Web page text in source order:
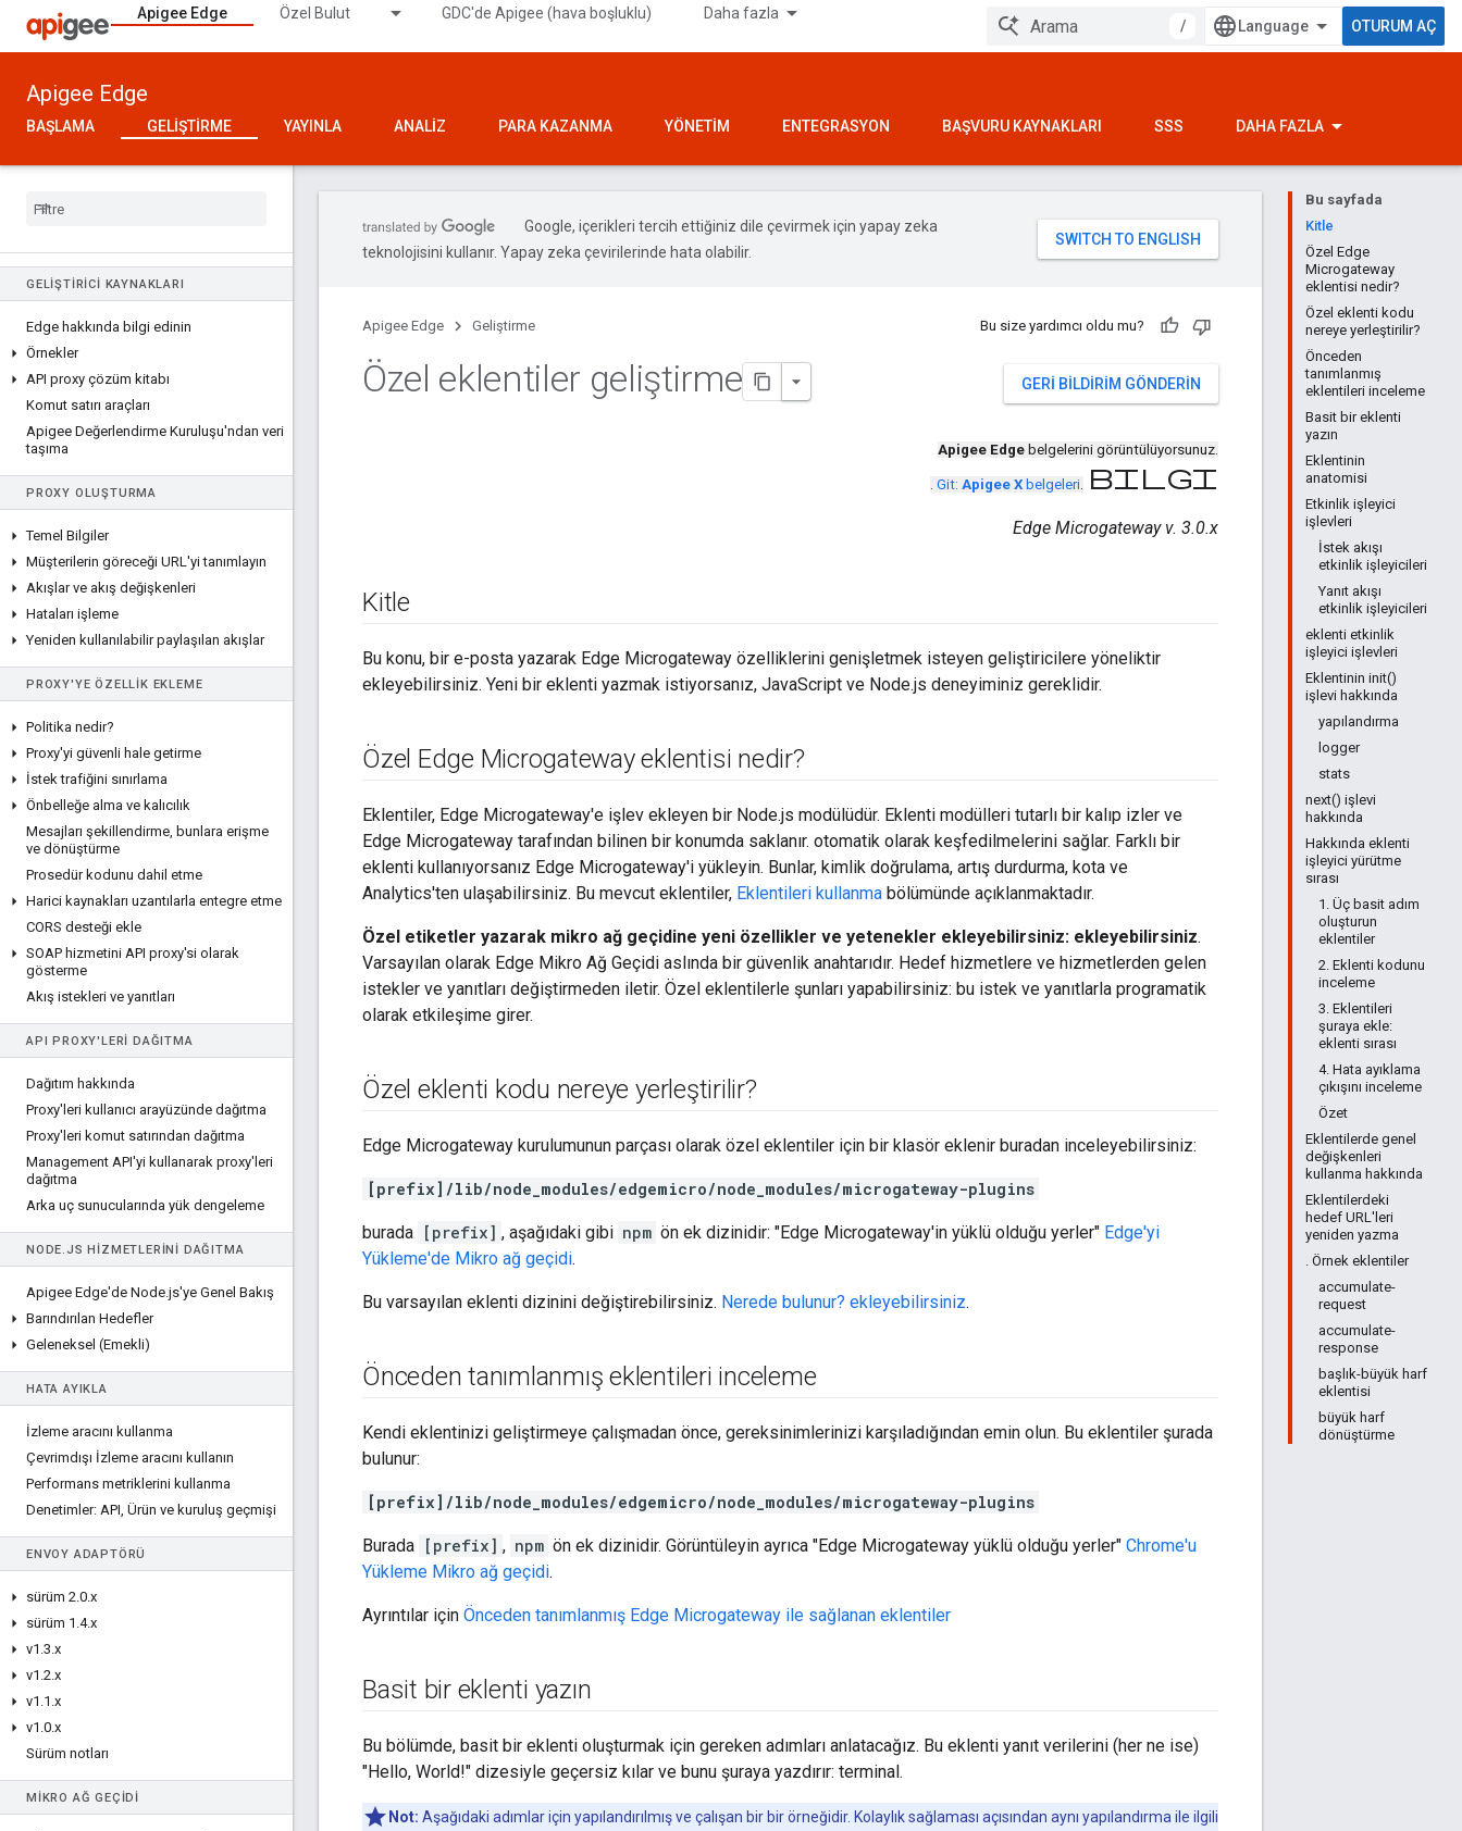
Apigee Edge Özel Bulut GDC'de Apigee (hava boşluklu) Daha fazla
/ OTURUM AÇ
Apigee Edge
BAŞLAMA GELIŞTIRME YAYINLA ANALIZ PARA KAZANMA YÖNETIM ENTEGRASYON BAŞVURU KAYNAKLARI SSS DAHA FAZLA
GELIŞTIRICI KAYNAKLARI
Edge hakkında bilgi edinin
Örnekler
API proxy çözüm kitabı
Komut satırı araçları
Apigee Değerlendirme Kuruluşu'ndan veri
taşıma
PROXY OLUŞTURMA
Temel Bilgiler
Müşterilerin göreceği URL'yi tanımlayın
Akışlar ve akış değişkenleri
Hataları işleme
Yeniden kullanılabilir paylaşılan akışlar
PROXY'YE ÖZELLIK EKLEME
Politika nedir?
Proxy'yi güvenli hale getirme
İstek trafiğini sınırlama
Önbelleğe alma ve kalıcılık
Mesajları şekillendirme, bunlara erişme
ve dönüştürme
Prosedür kodunu dahil etme
Harici kaynakları uzantılarla entegre etme
CORS desteği ekle
SOAP hizmetini API proxy'si olarak
gösterme
Akış istekleri ve yanıtları
API PROXY'LERI DAĞITMA
Dağıtım hakkında
Proxy'leri kullanıcı arayüzünde dağıtma
Proxy'leri komut satırından dağıtma
Management API'yi kullanarak proxy'leri
dağıtma
Arka uç sunucularında yük dengeleme
NODE. JS HIZMETLERINI DAĞITMA
Apigee Edge'de Node.js'ye Genel Bakış
Barındırılan Hedefler
Geleneksel (Emekli)
HATA AYIKLA
İzleme aracını kullanma
Çevrimdışı İzleme aracını kullanın
Performans metriklerini kullanma
Denetimler: API, Ürün ve kuruluş geçmişi
ENVOY ADAPTÖRÜ
sürüm 2.0.x
sürüm 1 .4.x
v1 .3.x
v1 .2.x
v1 .1 .x
v1 .0.x
Sürüm notları
MIKRO AĞ GEÇIDI
Bu sayfada
Kitle
Özel Edge
Microgateway
eklentisi nedir?
Özel eklenti kodu
nereye yerleştirilir?
Önceden
tanımlanmış
eklentileri inceleme
Basit bir eklenti
yazın
Eklentinin
anatomisi
Etkinlik işleyici
işlevleri
İstek akışı
etkinlik işleyicileri
Yanıt akışı
etkinlik işleyicileri
eklenti etkinlik
işleyici işlevleri
Eklentinin init()
işlevi hakkında
yapılandırma
logger
stats
next() işlevi
hakkında
Hakkında eklenti
işleyici yürütme
sırası
1. Üç basit adım
oluşturun
eklentiler
2. Eklenti kodunu
inceleme
3. Eklentileri
şuraya ekle:
eklenti sırası
4. Hata ayıklama
çıkışını inceleme
Özet
Eklentilerde genel
değişkenleri
kullanma hakkında
Eklentilerdeki
hedef URL'leri
yeniden yazma
. Örnek eklentiler
accumulate-
request
accumulate-
response
başlık-büyük harf
eklentisi
büyük harf
dönüştürme
Google, içerikleri tercih ettiğiniz dile çevirmek için yapay zeka
teknolojisini kullanır. Yapay zeka çevirilerinde hata olabilir.
Apigee Edge Geliştirme Bu size yardımcı oldu mu?
GERI BILDIRIM GÖNDERIN
Özel eklentiler geliştirme
Apigee Edge belgelerini görüntülüyorsunuz.
. Git: Apigee X belgeleri. bilgi
Edge Microgateway v. 3.0.x
Kitle
Bu konu, bir e-posta yazarak Edge Microgateway özelliklerini genişletmek isteyen geliştiricilere yöneliktir
ekleyebilirsiniz. Yeni bir eklenti yazmak istiyorsanız, JavaScript ve Node.js deneyiminiz gereklidir.
Özel Edge Microgateway eklentisi nedir?
Eklentiler, Edge Microgateway'e işlev ekleyen bir Node.js modülüdür. Eklenti modülleri tutarlı bir kalıp izler ve
Edge Microgateway tarafından bilinen bir konumda saklanır. otomatik olarak keşfedilmelerini sağlar. Farklı bir
eklenti kullanıyorsanız Edge Microgateway'i yükleyin. Bunlar, kimlik doğrulama, artış durdurma, kota ve
Analytics'ten ulaşabilirsiniz. Bu mevcut eklentiler, Eklentileri kullanma bölümünde açıklanmaktadır.
Özel etiketler yazarak mikro ağ geçidine yeni özellikler ve yetenekler ekleyebilirsiniz: ekleyebilirsiniz.
Varsayılan olarak Edge Mikro Ağ Geçidi aslında bir güvenlik anahtarıdır. Hedef hizmetlere ve hizmetlerden gelen
istekler ve yanıtları değiştirmeden iletir. Özel eklentilerle şunları yapabilirsiniz: bu istek ve yanıtlarla programatik
olarak etkileşime girer.
Özel eklenti kodu nereye yerleştirilir?
Edge Microgateway kurulumunun parçası olarak özel eklentiler için bir klasör eklenir buradan inceleyebilirsiniz:
[prefix]/lib/node_modules/edgemicro/node_modules/microgateway-plugins
burada [prefix] , aşağıdaki gibi npm ön ek dizinidir: "Edge Microgateway'in yüklü olduğu yerler" Edge'yi
Yükleme'de Mikro ağ geçidi.
Bu varsayılan eklenti dizinini değiştirebilirsiniz. Nerede bulunur? ekleyebilirsiniz.
Önceden tanımlanmış eklentileri inceleme
Kendi eklentinizi geliştirmeye çalışmadan önce, gereksinimlerinizi karşıladığından emin olun. Bu eklentiler şurada
bulunur:
[prefix]/lib/node_modules/edgemicro/node_modules/microgateway-plugins
Burada [prefix] , npm ön ek dizinidir. Görüntüleyin ayrıca "Edge Microgateway yüklü olduğu yerler" Chrome'u
Yükleme Mikro ağ geçidi.
Ayrıntılar için Önceden tanımlanmış Edge Microgateway ile sağlanan eklentiler
Basit bir eklenti yazın
Bu bölümde, basit bir eklenti oluşturmak için gereken adımları anlatacağız. Bu eklenti yanıt verilerini (her ne ise)
"Hello, World!" dizesiyle geçersiz kılar ve bunu şuraya yazdırır: terminal.
Not: Aşağıdaki adımlar için yapılandırılmış ve çalışan bir bir örneğidir. Kolaylık sağlaması açısından aynı yapılandırma ile ilgili